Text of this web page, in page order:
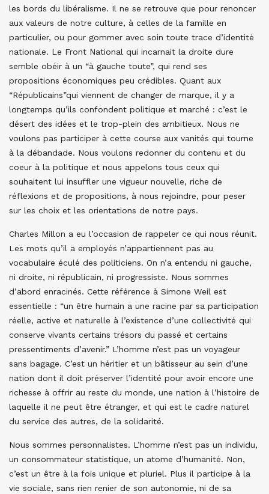
les bords du libéralisme. Il ne se retrouve que pour renoncer
aux valeurs de notre culture, à celles de la famille en
particulier, ou pour gommer avec soin toute trace d’identité
nationale. Le Front National qui incarnait la droite dure
semble obéir à un “à gauche toute”, qui rend ses
propositions économiques peu crédibles. Quant aux
“Républicains”qui viennent de changer de marque, il y a
longtemps qu’ils confondent politique et marché : c’est le
désert des idées et le trop-plein des ambitieux. Nous ne
voulons pas participer à cette course aux vanités qui tourne
à la débandade. Nous voulons redonner du contenu et du
coeur à la politique et nous appelons tous ceux qui
souhaitent lui insuffler une vigueur nouvelle, riche de
réflexions et de propositions, à nous rejoindre, pour peser
sur les choix et les orientations de notre pays.
Charles Millon a eu l’occasion de rappeler ce qui nous réunit.
Les mots qu’il a employés n’appartiennent pas au
vocabulaire éculé des politiciens. On n’a entendu ni gauche,
ni droite, ni républicain, ni progressiste. Nous sommes
d’abord enracinés. Cette référence à Simone Weil est
essentielle : “un être humain a une racine par sa participation
réelle, active et naturelle à l’existence d’une collectivité qui
conserve vivants certains trésors du passé et certains
pressentiments d’avenir.” L’homme n’est pas un voyageur
sans bagage. C’est un héritier et un bâtisseur au sein d’une
nation dont il doit préserver l’identité pour avoir encore une
richesse à offrir au reste du monde, une nation à l’histoire de
laquelle il ne peut être étranger, et qui est le cadre naturel
du service des autres, de la solidarité.
Nous sommes personnalistes. L’homme n’est pas un individu,
un consommateur statistique, un atome d’humanité. Non,
c’est un être à la fois unique et pluriel. Plus il participe à la
vie sociale, sans rien renier de son autonomie, ni de sa